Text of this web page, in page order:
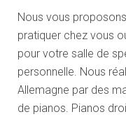
Nous vous
pratiquer chez vous
pour votre salle de
personnelle. Nous
Allemagne par des
de pianos. Pianos